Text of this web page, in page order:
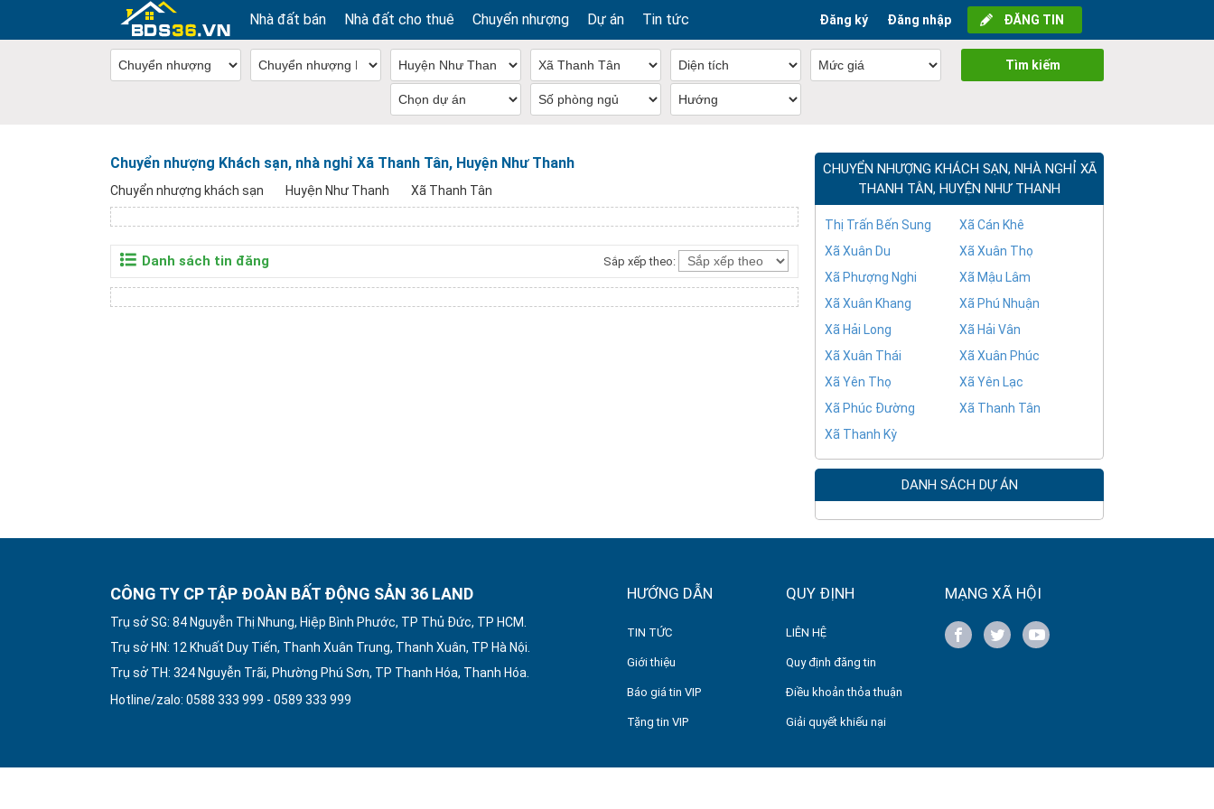
Nhà đất bán Nhà đất cho thuê Chuyển nhượng Dự án Tin tức ĐĂNG TIN
Đăng nhập
Đăng ký
Tìm kiếm
Chuyển nhượng Khách sạn, nhà nghỉ Xã Thanh Tân, Huyện Như Thanh
Chuyển nhượng khách sạn Huyện Như Thanh Xã Thanh Tân
Danh sách tin đăng Sắp xếp theo:
CHUYỂN NHƯỢNG KHÁCH SẠN, NHÀ NGHỈ XÃ
THANH TÂN, HUYỆN NHƯ THANH
Thị Trấn Bến Sung
Xã Cán Khê
Xã Xuân Du
Xã Xuân Thọ
Xã Phượng Nghi
Xã Mậu Lâm
Xã Xuân Khang
Xã Phú Nhuận
Xã Hải Long
Xã Hải Vân
Xã Xuân Thái
Xã Xuân Phúc
Xã Yên Thọ
Xã Yên Lạc
Xã Phúc Đường
Xã Thanh Tân
Xã Thanh Kỳ
DANH SÁCH DỰ ÁN
CÔNG TY CP TẬP ĐOÀN BẤT ĐỘNG SẢN 36 LAND
Trụ sở SG: 84 Nguyễn Thị Nhung, Hiệp Bình Phước, TP Thủ Đức, TP HCM.
Trụ sở HN: 12 Khuất Duy Tiến, Thanh Xuân Trung, Thanh Xuân, TP Hà Nội.
Trụ sở TH: 324 Nguyễn Trãi, Phường Phú Sơn, TP Thanh Hóa, Thanh Hóa.
Hotline/zalo: 0588 333 999 - 0589 333 999
HƯỚNG DẪN
TIN TỨC
Giới thiệu
Báo giá tin VIP
Tặng tin VIP
QUY ĐỊNH
LIÊN HỆ
Quy định đăng tin
Điều khoản thỏa thuận
Giải quyết khiếu nại
MẠNG XÃ HỘI